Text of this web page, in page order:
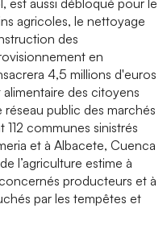
agricoles, le nettoyage
des
en
4,5 millions d'euros
des citoyens
public des marchés
communes sinistrés
et à Albacete, Cuenca
l’agriculture estime à
producteurs et à
par les tempêtes et